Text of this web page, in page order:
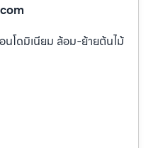
โดมิเนียม ล้อม-ย้ายต้นไม้